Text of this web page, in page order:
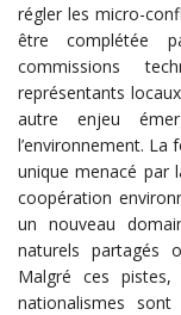
régler les micro-
être complétée
commissions
représentants
autre enjeu
l’environnement.
unique menacé par
coopération
un nouveau
naturels partagés
Malgré ces pistes,
nationalismes